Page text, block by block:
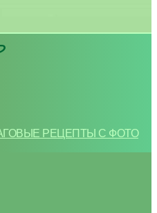
РЕЦЕПТЫ С ФОТО